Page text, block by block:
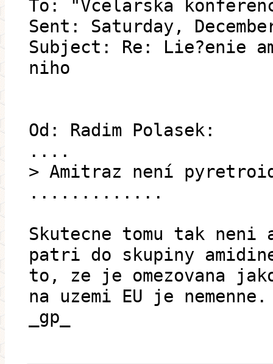
To: "Vcelarska
Sent: Saturday,
Subject: Re: Lie?enie
niho
Od: Radim Polasek:
....
> Amitraz není
.............
Skutecne tomu tak
patri do skupiny
to, ze je omezovana
na uzemi EU je nemenne.
_gp_